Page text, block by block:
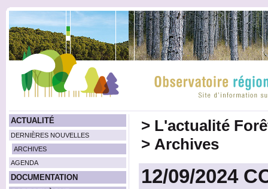
ACTUALITÉ
DERNIÈRES NOUVELLES
ARCHIVES
AGENDA
DOCUMENTATION
> L'actualité
> Archives
12/09/2024